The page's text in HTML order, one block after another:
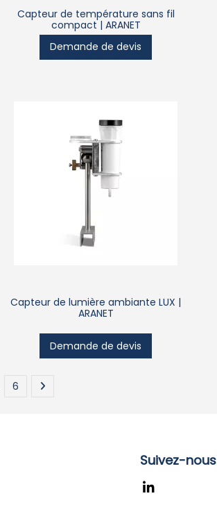
Capteur de température sans fil
compact | ARANET
Demande de devis
Capteur de lumière ambiante LUX |
ARANET
Demande de devis
6
Suivez-nous